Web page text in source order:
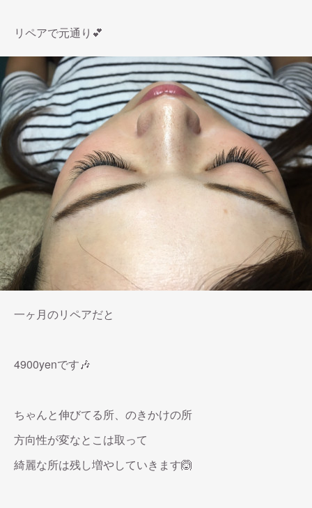
リペアで元通り💕
一ヶ月のリペアだと
4900yenです🎶
ちゃんと伸びてる所、のきかけの所
方向性が変なとこは取って
綺麗な所は残し増やしていきます🙆